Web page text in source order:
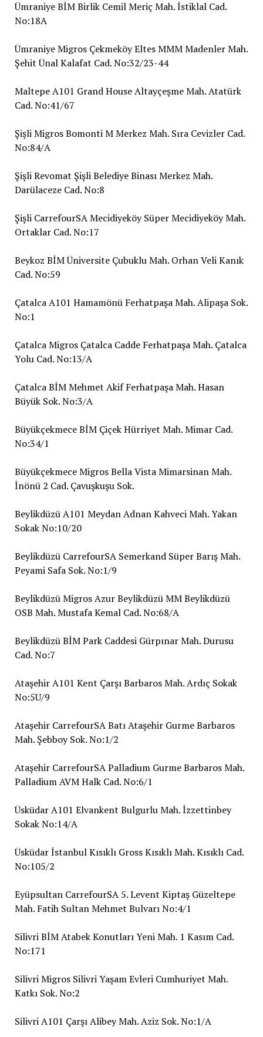
Ümraniye BİM Birlik Cemil Meriç Mah. İstiklal Cad.
No:18A
Ümraniye Migros Çekmeköy Eltes MMM Madenler Mah.
Şehit Ünal Kalafat Cad. No:32/23-44
Maltepe A101 Grand House Altayçeşme Mah. Atatürk
Cad. No:41/67
Şişli Migros Bomonti M Merkez Mah. Sıra Cevizler Cad.
No:84/A
Şişli Revomat Şişli Belediye Binası Merkez Mah.
Darülaceze Cad. No:8
Şişli CarrefourSA Mecidiyeköy Süper Mecidiyeköy Mah.
Ortaklar Cad. No:17
Beykoz BİM Üniversite Çubuklu Mah. Orhan Veli Kanık
Cad. No:59
Çatalca A101 Hamamönü Ferhatpaşa Mah. Alipaşa Sok.
No:1
Çatalca Migros Çatalca Cadde Ferhatpaşa Mah. Çatalca
Yolu Cad. No:13/A
Çatalca BİM Mehmet Akif Ferhatpaşa Mah. Hasan
Büyük Sok. No:3/A
Büyükçekmece BİM Çiçek Hürriyet Mah. Mimar Cad.
No:34/1
Büyükçekmece Migros Bella Vista Mimarsinan Mah.
İnönü 2 Cad. Çavuşkuşu Sok.
Beylikdüzü A101 Meydan Adnan Kahveci Mah. Yakan
Sokak No:10/20
Beylikdüzü CarrefourSA Semerkand Süper Barış Mah.
Peyami Safa Sok. No:1/9
Beylikdüzü Migros Azur Beylikdüzü MM Beylikdüzü
OSB Mah. Mustafa Kemal Cad. No:68/A
Beylikdüzü BİM Park Caddesi Gürpınar Mah. Durusu
Cad. No:7
Ataşehir A101 Kent Çarşı Barbaros Mah. Ardıç Sokak
No:5U/9
Ataşehir CarrefourSA Batı Ataşehir Gurme Barbaros
Mah. Şebboy Sok. No:1/2
Ataşehir CarrefourSA Palladium Gurme Barbaros Mah.
Palladium AVM Halk Cad. No:6/1
Üsküdar A101 Elvankent Bulgurlu Mah. İzzettinbey
Sokak No:14/A
Üsküdar İstanbul Kısıklı Gross Kısıklı Mah. Kısıklı Cad.
No:105/2
Eyüpsultan CarrefourSA 5. Levent Kiptaş Güzeltepe
Mah. Fatih Sultan Mehmet Bulvarı No:4/1
Silivri BİM Atabek Konutları Yeni Mah. 1 Kasım Cad.
No:171
Silivri Migros Silivri Yaşam Evleri Cumhuriyet Mah.
Katkı Sok. No:2
Silivri A101 Çarşı Alibey Mah. Aziz Sok. No:1/A